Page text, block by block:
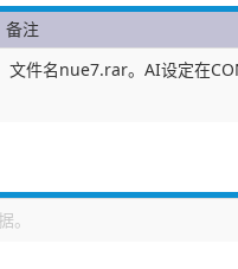
备注
文件名nue7.rar。AI设定在
。